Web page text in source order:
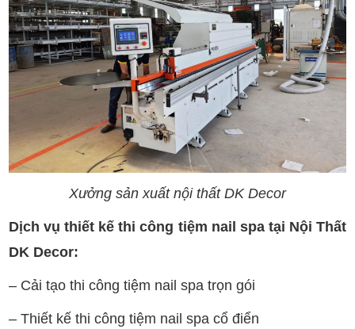
Xưởng sản xuất nội thất DK Decor
Dịch vụ thiết kế thi công tiệm nail spa tại Nội Thất
DK Decor:
– Cải tạo thi công tiệm nail spa trọn gói
– Thiết kế thi công tiệm nail spa cổ điển